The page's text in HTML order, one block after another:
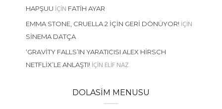
HAPŞUU IÇIN FATIH AYAR
EMMA STONE, CRUELLA 2 İÇIN GERI DÖNÜYOR!IÇIN
SINEMA DATÇA
‘GRAVITY FALLS’IN YARATICISI ALEX HIRSCH
NETFLIX’LE ANLAŞTI!IÇIN ELIF NAZ
DOLASIM MENUSU